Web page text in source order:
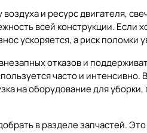
и ресурс двигателя,
всей конструкции. Если
ускоряется, а риск поломки
отказов и
часто и
на оборудование для
в разделезапчастей.